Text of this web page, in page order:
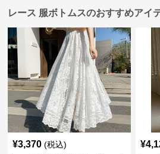
レース 服ボトムスのおすすめアイ
¥3,370 (税込) ¥